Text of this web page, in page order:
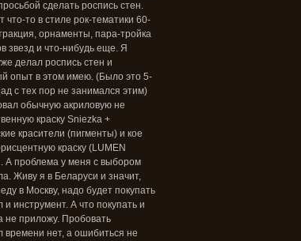
сделать роспись стен.
что-то в стиле рок-тематики 60-
орнаменты, пара-тройка
звезд и что-нибудь еще. Я
делал роспись стен и
опыт в этом имею. (Было это 5-
с тех пор не занимался этим)
обычную акриловую не
краску Sniezka +
красители (пигменты) и кое
краску (LUMEN
. А проблема у меня с выбором
Живу я в Беларуси и значит,
в Москву, надо будет покупать
и инструмент. А что покупать и
не приложу. Пробовать
времени нет, а ошибиться не